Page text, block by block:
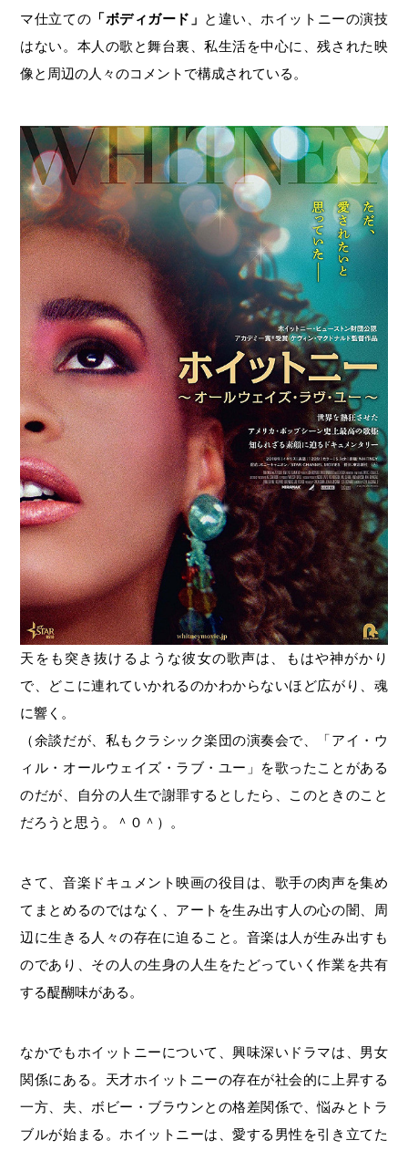
マ仕立ての 「ボディガード」 と違い、ホイットニーの演技
はない。本人の歌と舞台裏、私生活を中心に、残された映
像と周辺の人々のコメントで構成されている。
天をも突き抜けるような彼女の歌声は、もはや神がかり
で、どこに連れていかれるのかわからないほど広がり、魂
に響く。
（余談だが、私もクラシック楽団の演奏会で、「アイ・ウ
ィル・オールウェイズ・ラブ・ユー」を歌ったことがある
のだが、自分の人生で謝罪するとしたら、このときのこと
だろうと思う。＾０＾）。
さて、音楽ドキュメント映画の役目は、歌手の肉声を集め
てまとめるのではなく、アートを生み出す人の心の闇、周
辺に生きる人々の存在に迫ること。音楽は人が生み出すも
のであり、その人の生身の人生をたどっていく作業を共有
する醍醐味がある。
なかでもホイットニーについて、興味深いドラマは、男女
関係にある。天才ホイットニーの存在が社会的に上昇する
一方、夫、ボビー・ブラウンとの格差関係で、悩みとトラ
ブルが始まる。ホイットニーは、愛する男性を引き立てた